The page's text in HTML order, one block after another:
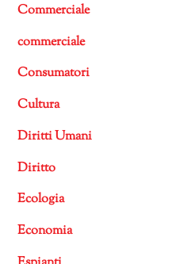
Commerciale
commerciale
Consumatori
Cultura
Diritti Umani
Diritto
Ecologia
Economia